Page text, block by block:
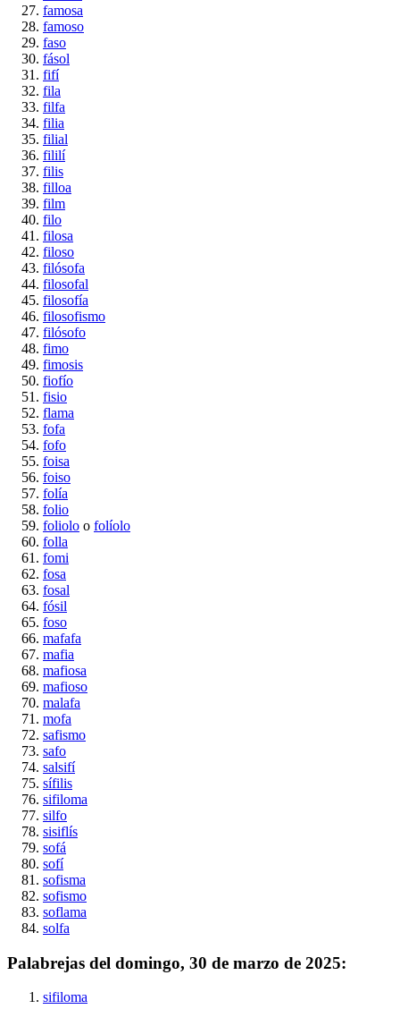
famosa
famoso
faso
fásol
fifí
fila
filfa
filia
filial
fililí
filis
filloa
film
filo
filosa
filoso
filósofa
filosofal
filosofía
filosofismo
filósofo
fimo
fimosis
fiofío
fisio
flama
fofa
fofo
foisa
foiso
folía
folio
foliolo o folíolo
folla
fomi
fosa
fosal
fósil
foso
mafafa
mafia
mafiosa
mafioso
malafa
mofa
safismo
safo
salsifí
sífilis
sifiloma
silfo
sisiflís
sofá
sofí
sofisma
sofismo
soflama
solfa
Palabrejas del domingo, 30 de marzo de 2025:
sifiloma